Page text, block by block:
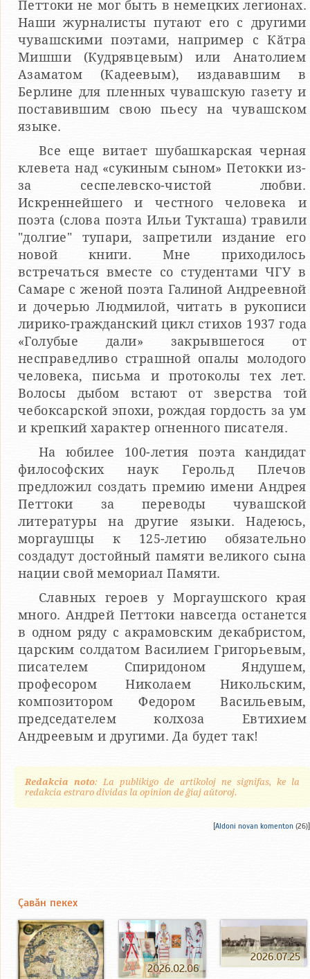
Петтоки не мог быть в немецких легионах.
Наши журналисты путают его с другими
чувашскими поэтами, например с Кӑтра
Мишши (Кудрявцевым) или Анатолием
Азаматом (Кадеевым), издававшим в
Берлине для пленных чувашскую газету и
поставившим свою пьесу на чувашском
языке.
Все еще витает шубашкарская черная
клевета над «сукиным сыном» Петокки из-
за сеспелевско-чистой любви.
Искреннейшего и честного человека и
поэта (слова поэта Ильи Тукташа) травили
"долгие" тупари, запретили издание его
новой книги. Мне приходилось
встречаться вместе со студентами ЧГУ в
Самаре с женой поэта Галиной Андреевной
и дочерью Людмилой, читать в рукописи
лирико-гражданский цикл стихов 1937 года
«Голубые дали» закрывшегося от
несправедливо страшной опалы молодого
человека, письма и протоколы тех лет.
Волосы дыбом встают от зверства той
чебоксарской эпохи, рождая гордость за ум
и крепкий характер огненного писателя.
На юбилее 100-летия поэта кандидат
философских наук Герольд Плечов
предложил создать премию имени Андрея
Петтоки за переводы чувашской
литературы на другие языки. Надеюсь,
моргаушцы к 125-летию обязательно
создадут достойный памяти великого сына
нации свой мемориал Памяти.
Славных героев у Моргаушского края
много. Андрей Петтоки навсегда останется
в одном ряду с акрамовским декабристом,
царским солдатом Василием Григорьевым,
писателем Спиридоном Яндушем,
професором Николаем Никольским,
композитором Федором Васильевым,
председателем колхоза Евтихием
Андреевым и другими. Да будет так!
Redakcia noto: La publikigo de artikoloj ne signifas, ke la
redakcia estraro dividas la opinion de ĝiaj aŭtoroj.
[Aldoni novan komenton (26)]
Çавăн пекех
2026.02.06
2026.07.25